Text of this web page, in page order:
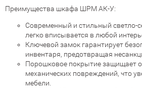
Преимущества шкафа ШРМ АК-У:
Современный и стильный светло-
легко вписывается в любой
Ключевой замок гарантирует
инвентаря, предотвращая
Порошковое покрытие защищает
механических повреждений, что
мебели.